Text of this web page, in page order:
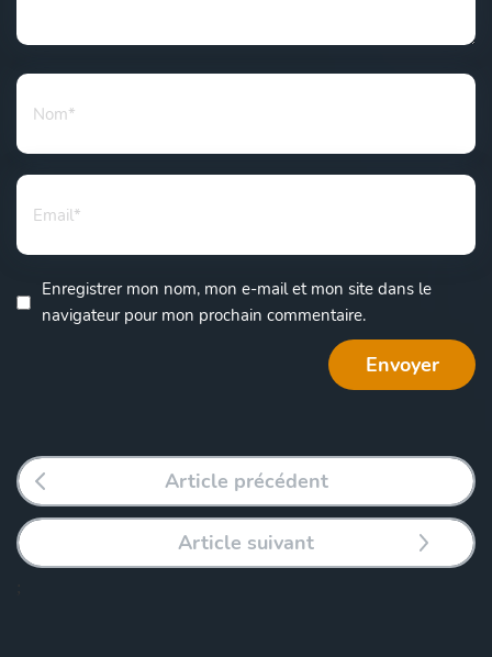
Enregistrer mon nom, mon e-mail et mon site dans le
navigateur pour mon prochain commentaire.
Article précédent
Article suivant